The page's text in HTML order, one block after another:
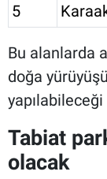
5
Bu alanlarda
doğa
Tabiat
olacak